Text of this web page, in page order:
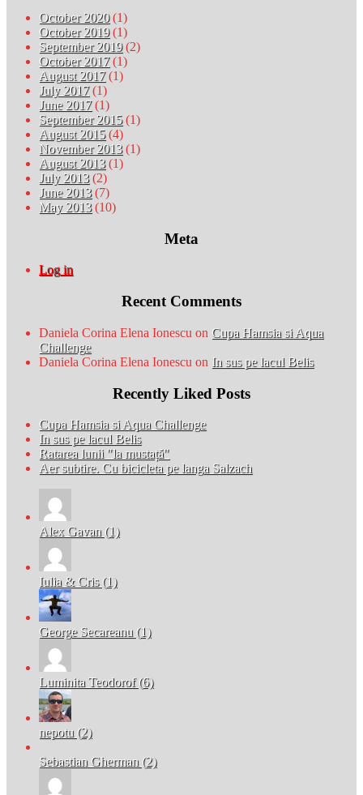
October 2020(1)
October 2019(1)
September 2019(2)
October 2017(1)
August 2017(1)
July 2017(1)
June 2017(1)
September 2015(1)
August 2015(4)
November 2013(1)
August 2013(1)
July 2013(2)
June 2013(7)
May 2013(10)
Meta
Log in
Recent Comments
Daniela Corina Elena Ionescu on Cupa Hamsia si Aqua
Challenge
Daniela Corina Elena Ionescu on In sus pe lacul Belis
Recently Liked Posts
Cupa Hamsia si Aqua Challenge
In sus pe lacul Belis
Ratarea lunii "la mustață"
Aer subtire. Cu bicicleta pe langa Salzach
Alex Gavan (1)
Iulia & Cris (1)
George Secareanu (1)
Luminita Teodorof (6)
nepotu (2)
Sebastian Gherman (2)